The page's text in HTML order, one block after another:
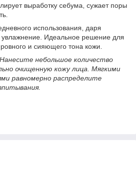
выработку себума, сужает поры
использования, даря
Идеальное решение для
и сияющего тона кожи.
Нанесите небольшое количество
очищенную кожу лица. Мягкими
равномерно распределите